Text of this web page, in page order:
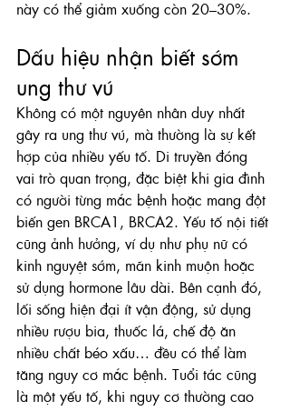
này có thể giảm xuống còn 20–30%.
Dấu hiệu nhận biết sớm
ung thư vú
Không có một nguyên nhân duy nhất
gây ra ung thư vú, mà thường là sự kết
hợp của nhiều yếu tố. Di truyền đóng
vai trò quan trọng, đặc biệt khi gia đình
có người từng mắc bệnh hoặc mang đột
biến gen BRCA1, BRCA2. Yếu tố nội tiết
cũng ảnh hưởng, ví dụ như phụ nữ có
kinh nguyệt sớm, mãn kinh muộn hoặc
sử dụng hormone lâu dài. Bên cạnh đó,
lối sống hiện đại ít vận động, sử dụng
nhiều rượu bia, thuốc lá, chế độ ăn
nhiều chất béo xấu… đều có thể làm
tăng nguy cơ mắc bệnh. Tuổi tác cũng
là một yếu tố, khi nguy cơ thường cao